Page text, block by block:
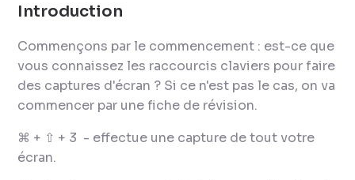
Introduction
Commençons par le commencement : est-ce que
vous connaissez les raccourcis claviers pour faire
des captures d'écran ? Si ce n'est pas le cas, on va
commencer par une fiche de révision.
⌘ + ⇧ + 3 - effectue une capture de tout votre
écran.